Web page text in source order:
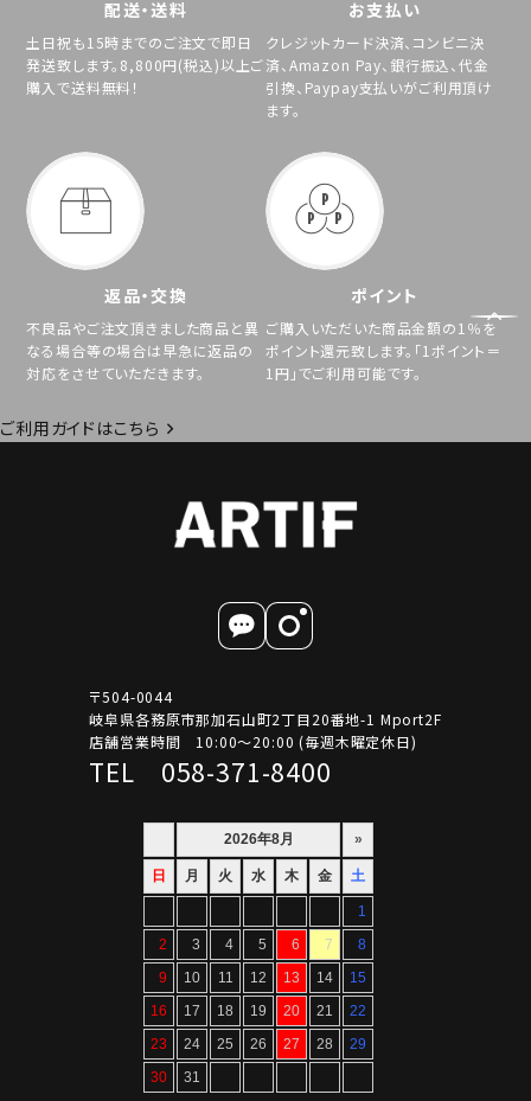
配送・送料
土日祝も15時までのご注文で即日
発送致します。8,800円(税込)以上ご
購入で送料無料！
お支払い
クレジットカード決済、コンビニ決
済、Amazon Pay、銀行振込、代金
引換、Paypay支払いがご利用頂け
ます。
返品・交換
不良品やご注文頂きました商品と異
なる場合等の場合は早急に返品の
対応をさせていただきます。
ポイント
ご購入いただいた商品金額の1％を
ポイント還元致します。「1ポイント＝
1円」でご利用可能です。
ご利用ガイドはこちら
〒504-0044
岐阜県各務原市那加石山町2丁目20番地-1 Mport2F
店舗営業時間 10:00～20:00 (毎週木曜定休日)
TEL 058-371-8400